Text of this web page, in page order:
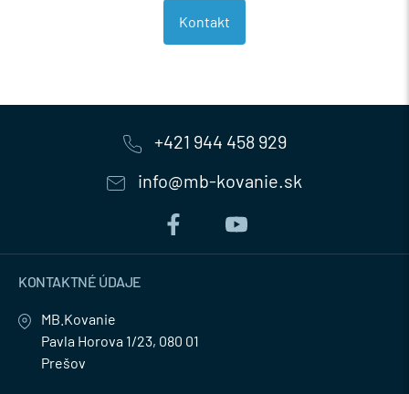
Kontakt
+421 944 458 929
info@mb-kovanie.sk
KONTAKTNÉ ÚDAJE
MB.Kovanie
Pavla Horova 1/23, 080 01
Prešov